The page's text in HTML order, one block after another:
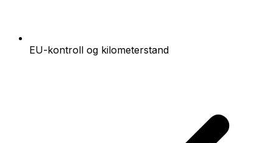
EU-kontroll og kilometerstand